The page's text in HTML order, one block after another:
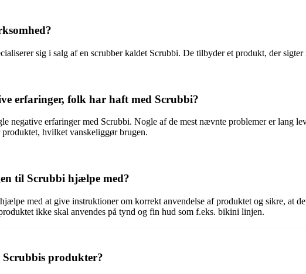
sig i salg af en scrubber kaldet Scrubbi. De tilbyder et produkt, der
erfaringer, folk har haft med Scrubbi?
negative erfaringer med Scrubbi. Nogle af de mest nævnte problemer er lang
hvilket vanskeliggør brugen.
til Scrubbi hjælpe med?
med at give instruktioner om korrekt anvendelse af produktet og sikre, at
ikke skal anvendes på tynd og fin hud som f.eks. bikini linjen.
produkter?